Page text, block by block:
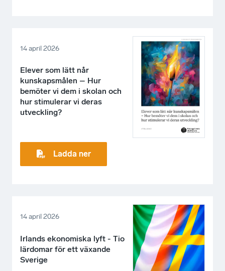
14 april 2026
Elever som lätt når
kunskapsmålen – Hur
bemöter vi dem i skolan och
hur stimulerar vi deras
utveckling?
Ladda ner
14 april 2026
Irlands ekonomiska lyft - Tio
lärdomar för ett växande
Sverige